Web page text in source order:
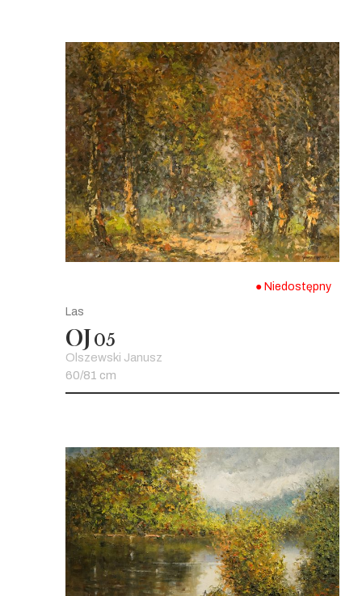
● Niedostępny
Las
OJ05
Olszewski Janusz
60/81 cm